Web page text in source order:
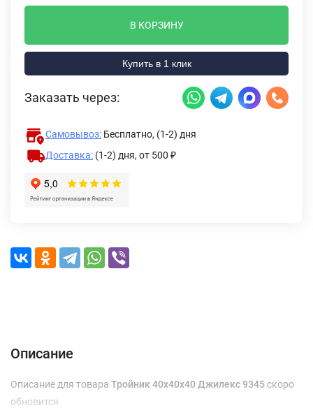
В КОРЗИНУ
Купить в 1 клик
Заказать через:
Самовывоз: Бесплатно, (1-2) дня
Доставка: (1-2) дня, от 500 ₽
Описание
Описание для товара Тройник 40х40х40 Джилекс 9345скоро
обновится